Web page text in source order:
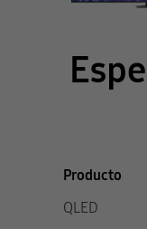
Producto
QLED